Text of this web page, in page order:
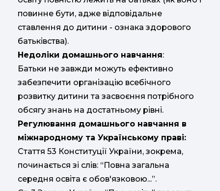
повинне бути, адже відповідальне
ставлення до дитини - ознака здорового
батьківства).
Недоліки домашнього навчання:
Батьки не завжди можуть ефективно
забезпечити організацію всебічного
розвитку дитини та засвоєння потрібного
обсягу знань на достатньому рівні.
Регулювання домашнього навчання в
міжнародному та Українському праві:
Стаття 53 Конституції України, зокрема,
починається зі слів: “Повна загальна
середня освіта є обов'язковою...”.